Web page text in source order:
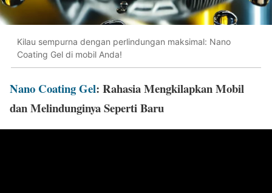
Kilau sempurna dengan perlindungan maksimal: Nano
Coating Gel di mobil Anda!
Nano Coating Gel: Rahasia Mengkilapkan Mobil
dan Melindunginya Seperti Baru